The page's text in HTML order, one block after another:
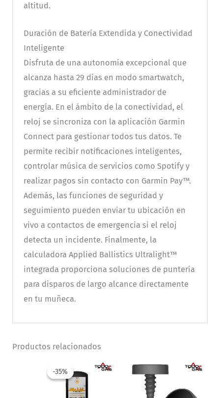
altitud.
Duración de Batería Extendida y Conectividad
Inteligente
Disfruta de una autonomía excepcional que
alcanza hasta 29 días en modo smartwatch,
gracias a su eficiente administrador de
energía. En el ámbito de la conectividad, el
reloj se sincroniza con la aplicación Garmin
Connect para gestionar todos tus datos. Te
permite recibir notificaciones inteligentes,
controlar música de servicios como Spotify y
realizar pagos sin contacto con Garmin Pay™.
Además, las funciones de seguridad y
seguimiento pueden enviar tu ubicación en
vivo a contactos de emergencia si el reloj
detecta un incidente. Finalmente, la
calculadora Applied Ballistics Ultralight™
integrada proporciona soluciones de puntería
para disparos de largo alcance directamente
en tu muñeca.
Productos relacionados
-35%
-35%